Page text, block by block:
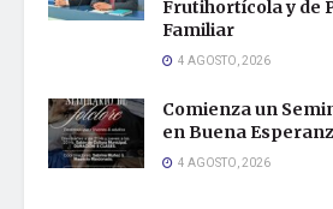
Frutihortícola y de
Familiar
4 AGOSTO, 2026
Comienza un
en Buena
4 AGOSTO, 2026